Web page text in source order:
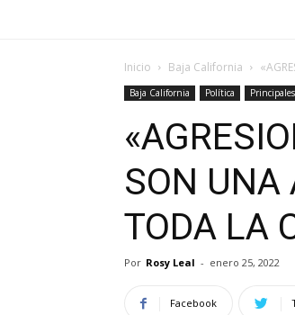
Inicio Baja California
Baja California Política Principales
SON UNA
TODA LA
Por Rosy Leal - enero 25, 2022
Facebook